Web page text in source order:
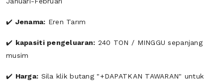
Jenama: Eren Tarım
kapasiti pengeluaran: 240 TON / MINGGU sepanjang
musim
Harga: Sila klik butang "+DAPATKAN TAWARAN" untuk